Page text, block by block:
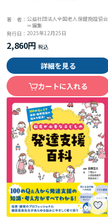
著 者：公益社団法人全国老人保健施設協会
＝編集
発行日：2025年12月25日
2,860円
詳細を見る
カートに入れる